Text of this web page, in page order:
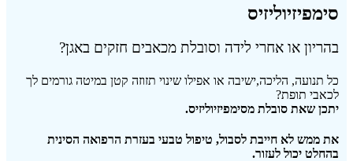
סימפיזיוליזיס
בהריון או אחרי לידה וסובלת מכאבים חזקים באגן?
כל תנועה, הליכה,ישיבה או אפילו שינוי תזוזה קטן במיטה גורמים לך
לכאבי תופת?
יתכן שאת סובלת מסימפיזיוליזיס.
את ממש לא חייבת לסבול, טיפול טבעי בעזרת הרפואה הסינית
בהחלט יכול לעזור.